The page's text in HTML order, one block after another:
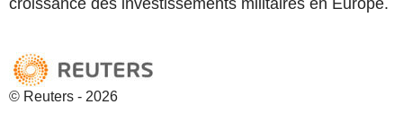
© Reuters - 2026